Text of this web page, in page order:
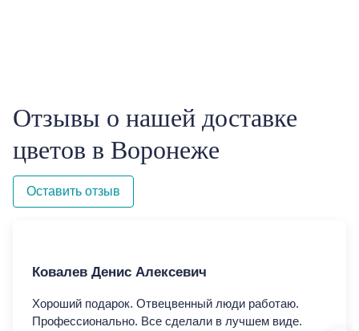
Отзывы о нашей доставке
цветов в Воронеже
Оставить отзыв
Ковалев Денис Алексевич
Хороший подарок. Отвецвенный люди работаю.
Профессионально. Все сделали в лучшем виде.